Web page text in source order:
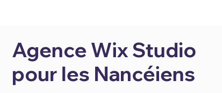
Agence Wix Studio
pour les Nancéiens